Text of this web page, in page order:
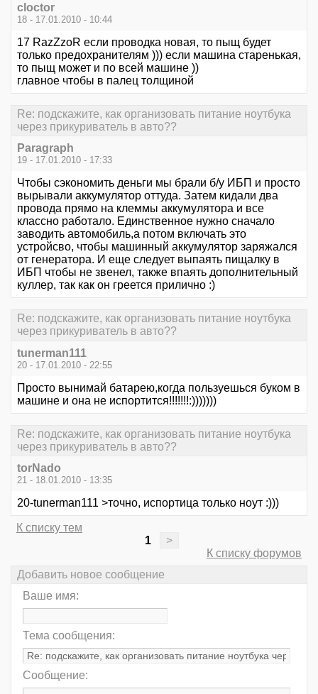
cloctor
18 - 17.01.2010 - 10:44
17 RazZzoR если проводка новая, то пыщ будет
только предохранителям ))) если машина старенькая,
то пыщ может и по всей машине ))
главное чтобы в палец толщиной
Re: подскажите, как организовать питание ноутбука
через прикуриватель в авто??
Paragraph
19 - 17.01.2010 - 17:33
Чтобы сэкономить деньги мы брали б/у ИБП и просто
вырывали аккумулятор оттуда. Затем кидали два
провода прямо на клеммы аккумулятора и все
классно работало. Единственное нужно сначало
заводить автомобиль,а потом включать это
устройсво, чтобы машинный аккумулятор заряжался
от генератора. И еще следует выпаять пищалку в
ИБП чтобы не звенел, также впаять дополнительный
куллер, так как он греется прилично :)
Re: подскажите, как организовать питание ноутбука
через прикуриватель в авто??
tunerman111
20 - 17.01.2010 - 22:55
Просто вынимай батарею,когда пользуешься буком в
машине и она не испортится!!!!!!!:)))))))
Re: подскажите, как организовать питание ноутбука
через прикуриватель в авто??
torNado
21 - 18.01.2010 - 13:35
20-tunerman111 >точно, испортица только ноут :)))
К списку тем
1
>
К списку форумов
Добавить новое сообщение
Ваше имя:
Тема сообщения:
Сообщение: